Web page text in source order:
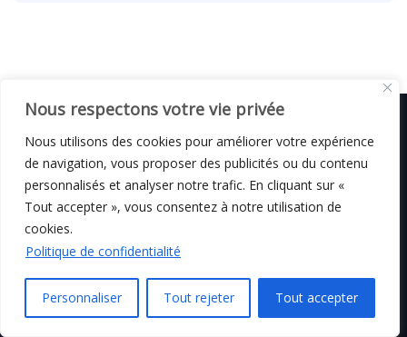
Nous respectons votre vie privée
Nous utilisons des cookies pour améliorer votre expérience
de navigation, vous proposer des publicités ou du contenu
personnalisés et analyser notre trafic. En cliquant sur «
Tout accepter », vous consentez à notre utilisation de
cookies.
Politique de confidentialité
Personnaliser Tout rejeter Tout accepter
© C i E M2026
Mentions légales